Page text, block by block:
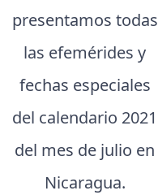
presentamos todas
las efemérides y
fechas especiales
del calendario 2021
del mes de julio en
Nicaragua.